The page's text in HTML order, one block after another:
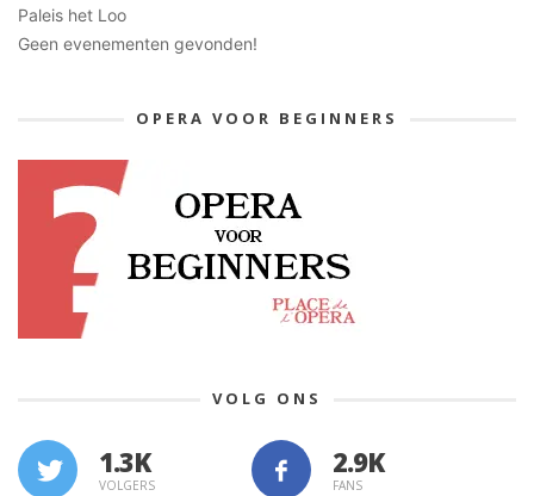
Paleis het Loo
Geen evenementen gevonden!
OPERA VOOR BEGINNERS
VOLG ONS
1.3K
VOLGERS FANS